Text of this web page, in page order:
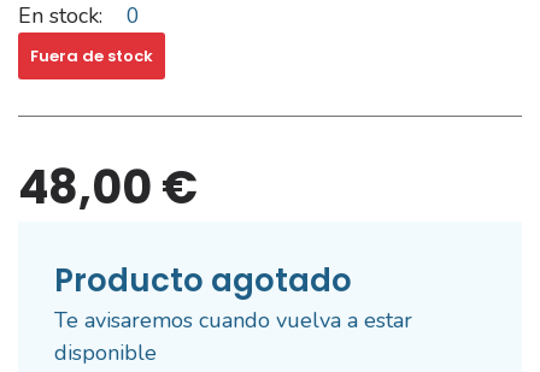
En stock:
0
Fuera de stock
48,00 €
Producto agotado
Te avisaremos cuando vuelva a estar
disponible